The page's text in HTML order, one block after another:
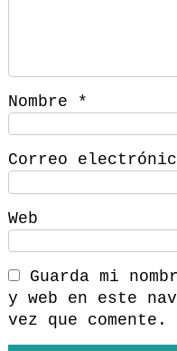
Nombre *
Correo
Web
Guarda mi
y web en este
vez que comente.